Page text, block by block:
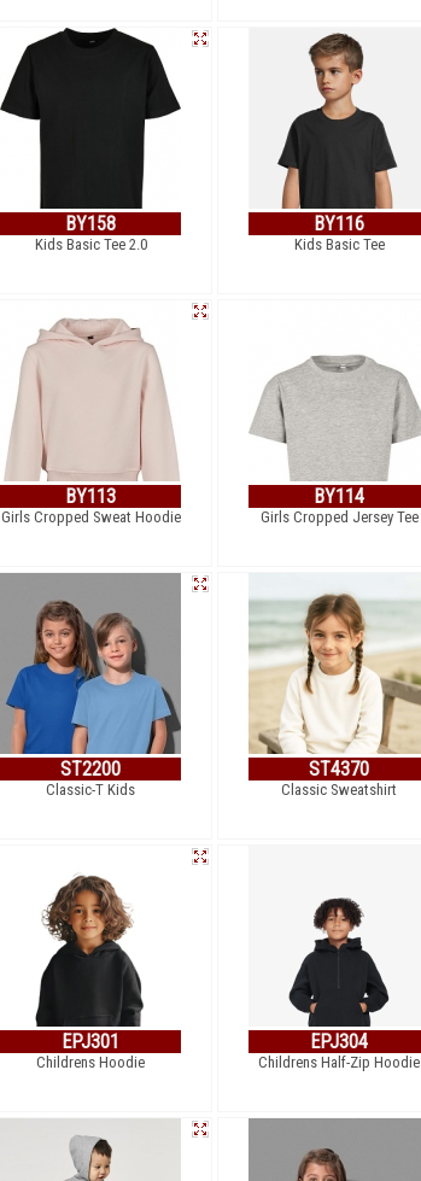
BY158
Kids Basic Tee 2.0
BY116
Kids Basic Tee
BY113
Girls Cropped Sweat Hoodie
BY114
Girls Cropped Jersey Tee
ST2200
Classic-T Kids
ST4370
Classic Sweatshirt
EPJ301
Childrens Hoodie
EPJ304
Childrens Half-Zip Hoodie